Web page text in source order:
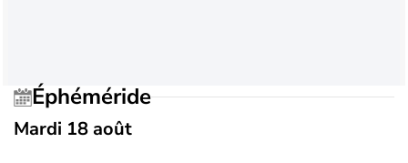
Éphéméride
Mardi 18 août